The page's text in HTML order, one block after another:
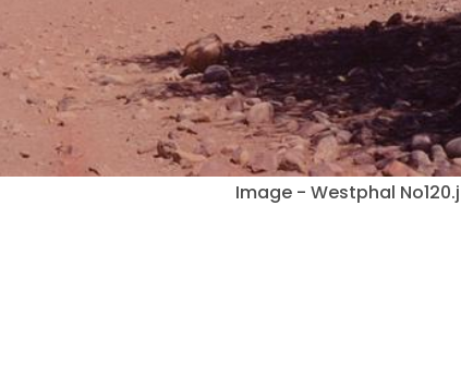
Image - Westphal